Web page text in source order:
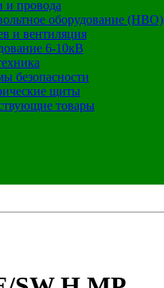
и провода
оборудование (НВО)
и вентиляция
6-10кВ
безопасности
щиты
товары